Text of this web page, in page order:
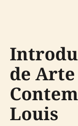
de Arte
Louis